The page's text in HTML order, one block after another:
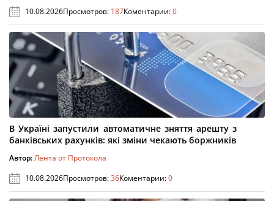
10.08.2026Просмотров: 187Коментарии:0
В Україні запустили автоматичне зняття арешту з
банківських рахунків: які зміни чекають боржників
Автор:Лента от Протокола
10.08.2026Просмотров:36Коментарии:0